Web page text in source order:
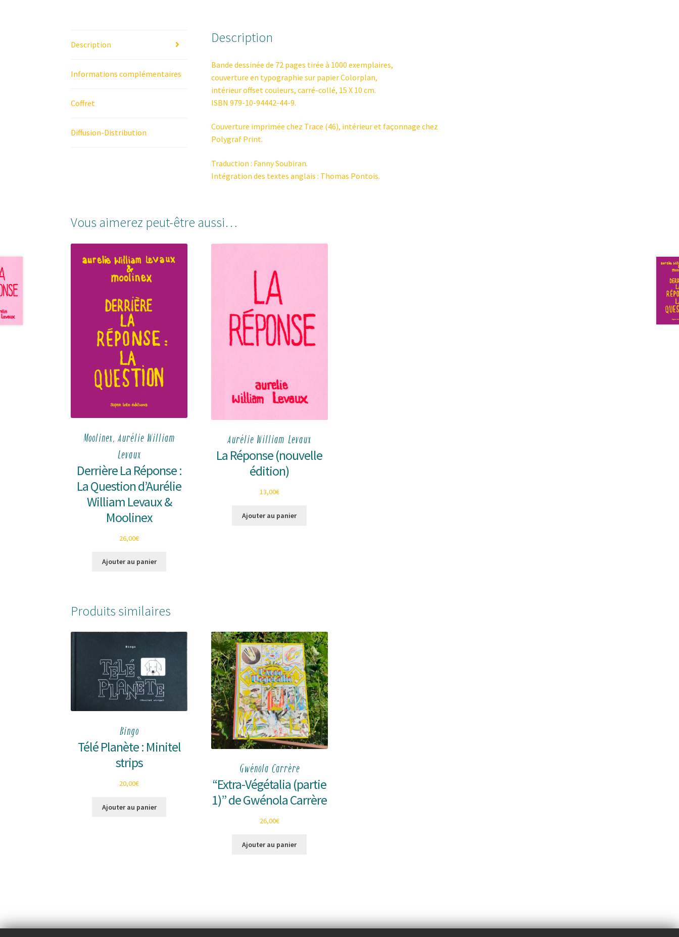
Description
Informations complémentaires
Coffret
Diffusion-Distribution
Description
Bande dessinée de 72 pages tirée à 1000 exemplaires,
couverture en typographie sur papier Colorplan,
intérieur offset couleurs, carré-collé, 15 X 10 cm.
ISBN 979-10-94442-44-9.
Couverture imprimée chez Trace (46), intérieur et façonnage chez
Polygraf Print.
Traduction : Fanny Soubiran.
Intégration des textes anglais : Thomas Pontois.
Vous aimerez peut-être aussi…
Moolinex, Aurélie William
Levaux
Derrière La Réponse :
La Question d’Aurélie
William Levaux &
Moolinex
26,00€
Ajouter au panier
Aurélie William Levaux
La Réponse (nouvelle
édition)
13,00€
Ajouter au panier
Produits similaires
Bingo
Télé Planète : Minitel
strips
20,00€
Ajouter au panier
Gwénola Carrère
“Extra-Végétalia (partie
1)” de Gwénola Carrère
26,00€
Ajouter au panier